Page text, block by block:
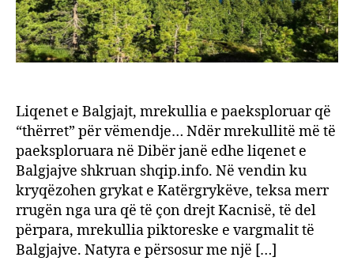
për
Liqenet e Balgjajt, mrekullia e paeksploruar që
“thërret” për vëmendje… Ndër mrekullitë më të
paeksploruara në Dibër janë edhe liqenet e
Balgjajve shkruan shqip.info. Në vendin ku
kryqëzohen grykat e Katërgrykëve, teksa merr
rrugën nga ura që të çon drejt Kacnisë, të del
përpara, mrekullia piktoreske e vargmalit të
Balgjajve. Natyra e përsosur me një […]